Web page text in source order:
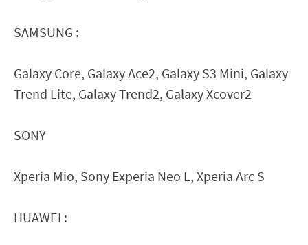
SAMSUNG :
Galaxy Core, Galaxy Ace2, Galaxy S3 Mini, Galaxy
Trend Lite, Galaxy Trend2, Galaxy Xcover2
SONY
Xperia Mio, Sony Experia Neo L, Xperia Arc S
HUAWEI :